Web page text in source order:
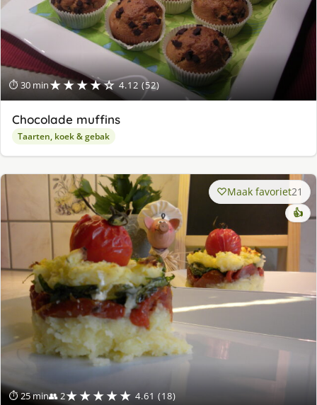
⏱ 30 min★★★★☆ 4.12 (52)
Chocolade muffins
Taarten, koek & gebak
⏱ 25 min👥 2★★★★★ 4.61 (18)
Maak favoriet21
👍